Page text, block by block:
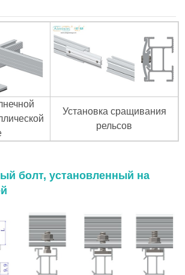
Установка сращивания
рельсов
болт, установленный на